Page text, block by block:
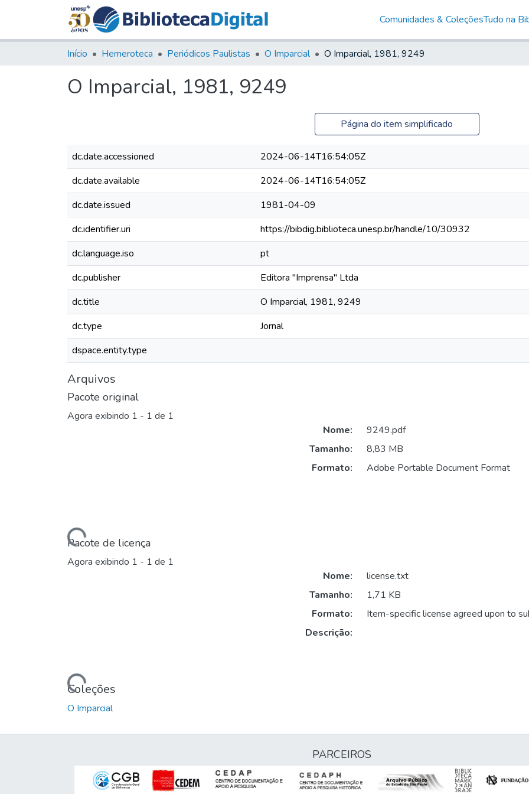
Comunidades & ColeçõesTudo na
Início Hemeroteca Periódicos Paulistas O Imparcial O Imparcial, 1981, 9249
O Imparcial, 1981, 9249
Página do item simplificado
dc.date.accessioned
2024-06-14T16:54:05Z
dc.date.available
2024-06-14T16:54:05Z
dc.date.issued
1981-04-09
dc.identifier.uri
https://bibdig.biblioteca.unesp.br/handle/10/30932
dc.language.iso
pt
dc.publisher
Editora "Imprensa" Ltda
dc.title
O Imparcial, 1981, 9249
dc.type
Jornal
dspace.entity.type
Arquivos
Pacote original
Agora exibindo 1 - 1 de 1
Carregando...
Nome:
9249.pdf
Tamanho:
8,83 MB
Formato:
Adobe Portable Document Format
Pacote de licença
Agora exibindo 1 - 1 de 1
Carregando...
Nome:
license.txt
Tamanho:
1,71 KB
Formato:
Item-specific license agreed upon to
Descrição:
Coleções
O Imparcial
PARCEIROS